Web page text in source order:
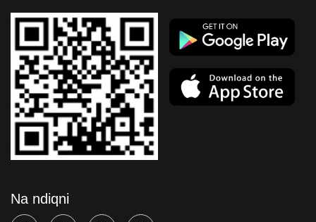
Na ndiqni